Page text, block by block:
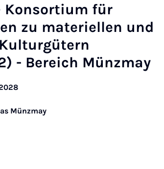
Konsortium für
zu materiellen und
- Bereich Münzmay
Münzmay